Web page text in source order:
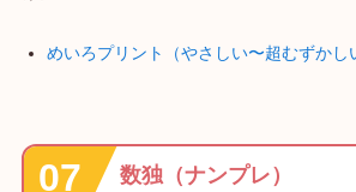
めいろプリント（やさしい〜超むずかし
数独（ナンプレ）